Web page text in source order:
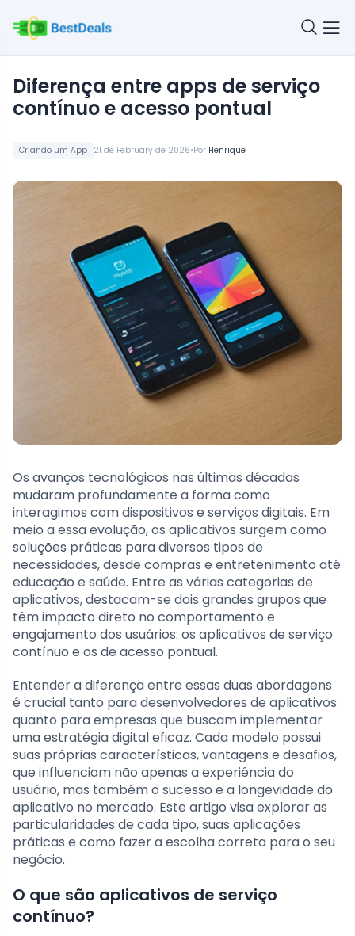
Criando um App 21 de February de 2026•Por Henrique
diferença entre apps de serviço
contínuo e acesso pontual
Os avanços tecnológicos nas últimas décadas
mudaram profundamente a forma como
interagimos com dispositivos e serviços digitais. Em
meio a essa evolução, os aplicativos surgem como
soluções práticas para diversos tipos de
necessidades, desde compras e entretenimento até
educação e saúde. Entre as várias categorias de
aplicativos, destacam-se dois grandes grupos que
têm impacto direto no comportamento e
engajamento dos usuários: os aplicativos de serviço
contínuo e os de acesso pontual.
Entender a diferença entre essas duas abordagens
é crucial tanto para desenvolvedores de aplicativos
quanto para empresas que buscam implementar
uma estratégia digital eficaz. Cada modelo possui
suas próprias características, vantagens e desafios,
que influenciam não apenas a experiência do
usuário, mas também o sucesso e a longevidade do
aplicativo no mercado. Este artigo visa explorar as
particularidades de cada tipo, suas aplicações
práticas e como fazer a escolha correta para o seu
negócio.
O que são aplicativos de serviço
contínuo?